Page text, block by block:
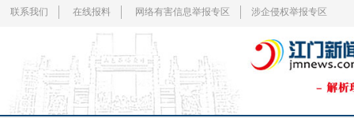
联系我们 在线报料 网络有害信息举报专区 涉企侵权举报专区